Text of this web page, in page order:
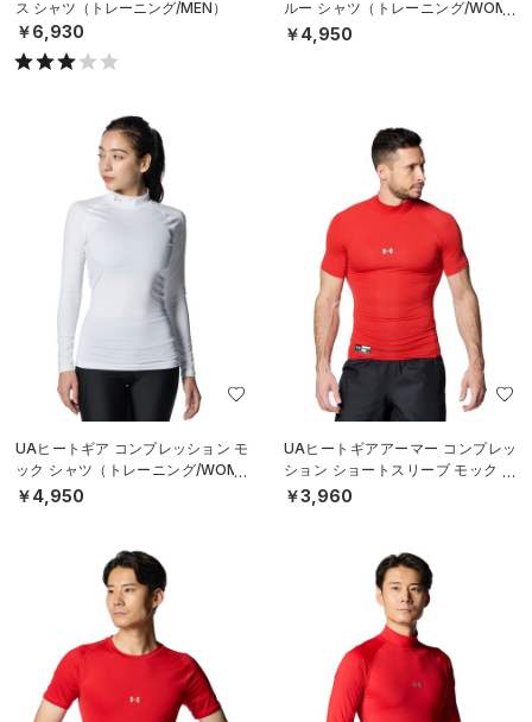
ス シャツ（トレーニング/MEN）
￥6,930
ルー シャツ（トレーニング/WOME
N）
￥4,950
UAヒートギア コンプレッション モ
ック シャツ（トレーニング/WOME
N）
￥4,950
UAヒートギアアーマー コンプレッ
ション ショートスリーブ モック シ
ャツ（ベースボール/MEN）
￥3,960